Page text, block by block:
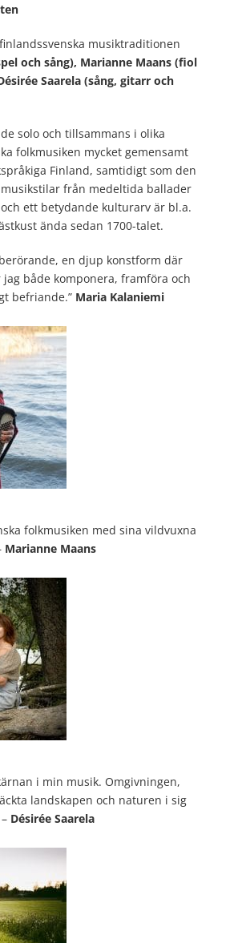
musiktraditionen
och sång), Marianne Maans (fiol
Saarela (sång, gitarr och
solo och tillsammans i olika
folkmusiken mycket gemensamt
Finland, samtidigt som den
från medeltida ballader
ett betydande kulturarv är bl.a.
ända sedan 1700-talet.
en djup konstform där
både komponera, framföra och
befriande.” Maria Kalaniemi
folkmusiken med sina vildvuxna
Marianne Maans
i min musik. Omgivningen,
landskapen och naturen i sig
Désirée Saarela